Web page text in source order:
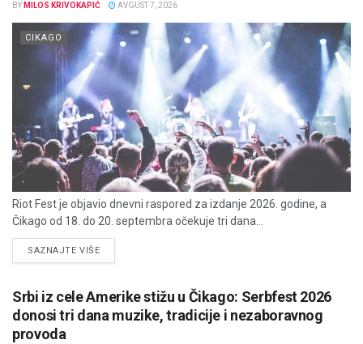
BY MILOS KRIVOKAPIĆ AVGUST 7, 2026
CIKAGO
Riot Fest je objavio dnevni raspored za izdanje 2026. godine, a
Čikago od 18. do 20. septembra očekuje tri dana...
SAZNAJTE VIŠEDETAILS
Srbi iz cele Amerike stižu u Čikago: Serbfest 2026
donosi tri dana muzike, tradicije i nezaboravnog
provoda